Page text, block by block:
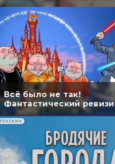
Всё было не так!
Фантастический
РЕКЛАМА